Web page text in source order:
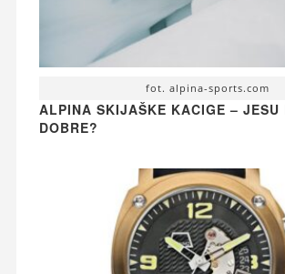
fot. alpina-sports.com
ALPINA SKIJAŠKE KACIGE – JESU
DOBRE?